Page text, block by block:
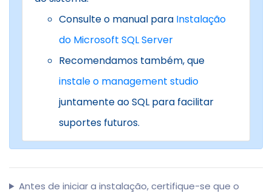
Consulte o manual para Instalação
do Microsoft SQL Server
Recomendamos também, que
instale o management studio
juntamente ao SQL para facilitar
suportes futuros.
Antes de iniciar a instalação, certifique-se que o